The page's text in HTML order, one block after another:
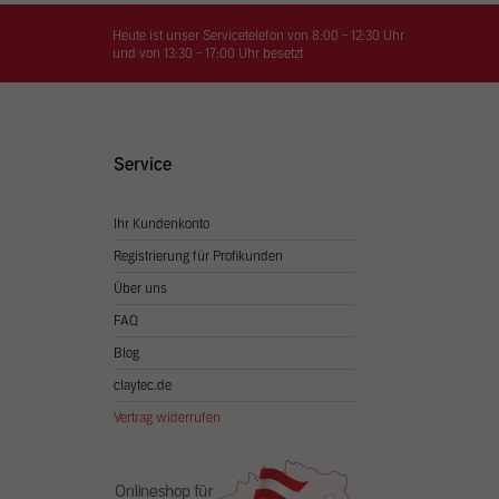
Heute ist unser Servicetelefon von 8:00 - 12:30 Uhr
und von 13:30 - 17:00 Uhr besetzt
Service
Ihr Kundenkonto
Registrierung für Profikunden
Über uns
FAQ
Blog
claytec.de
Vertrag widerrufen
Sie